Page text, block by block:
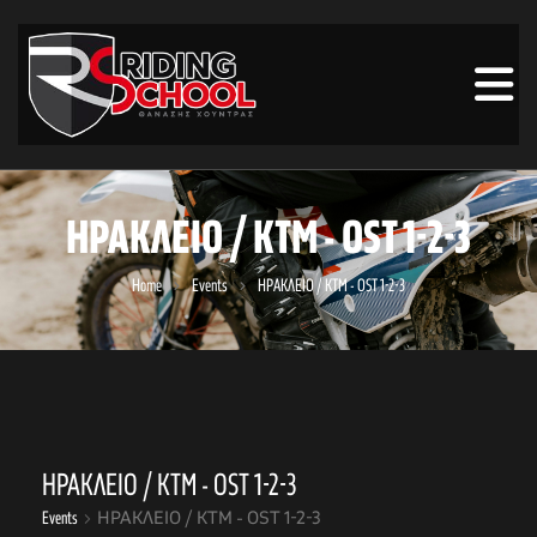
ΗΡΑΚΛΕΙΟ / ΚΤΜ - OST 1-2-3
Home Events ΗΡΑΚΛΕΙΟ / ΚΤΜ - OST 1-2-3
ΗΡΑΚΛΕΙΟ / ΚΤΜ - OST 1-2-3
Events ΗΡΑΚΛΕΙΟ / ΚΤΜ - OST 1-2-3